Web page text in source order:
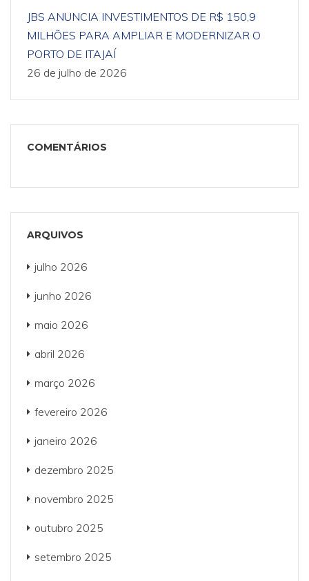
JBS ANUNCIA INVESTIMENTOS DE R$ 150,9
MILHÕES PARA AMPLIAR E MODERNIZAR O
PORTO DE ITAJAÍ
26 de julho de 2026
COMENTÁRIOS
ARQUIVOS
julho 2026
junho 2026
maio 2026
abril 2026
março 2026
fevereiro 2026
janeiro 2026
dezembro 2025
novembro 2025
outubro 2025
setembro 2025